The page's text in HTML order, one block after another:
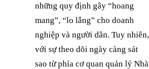
những quy định gây “hoang
mang”, “lo lắng” cho doanh
nghiệp và người dân. Tuy nhiên,
với sự theo dõi ngày càng sát
sao từ phía cơ quan quản lý Nhà